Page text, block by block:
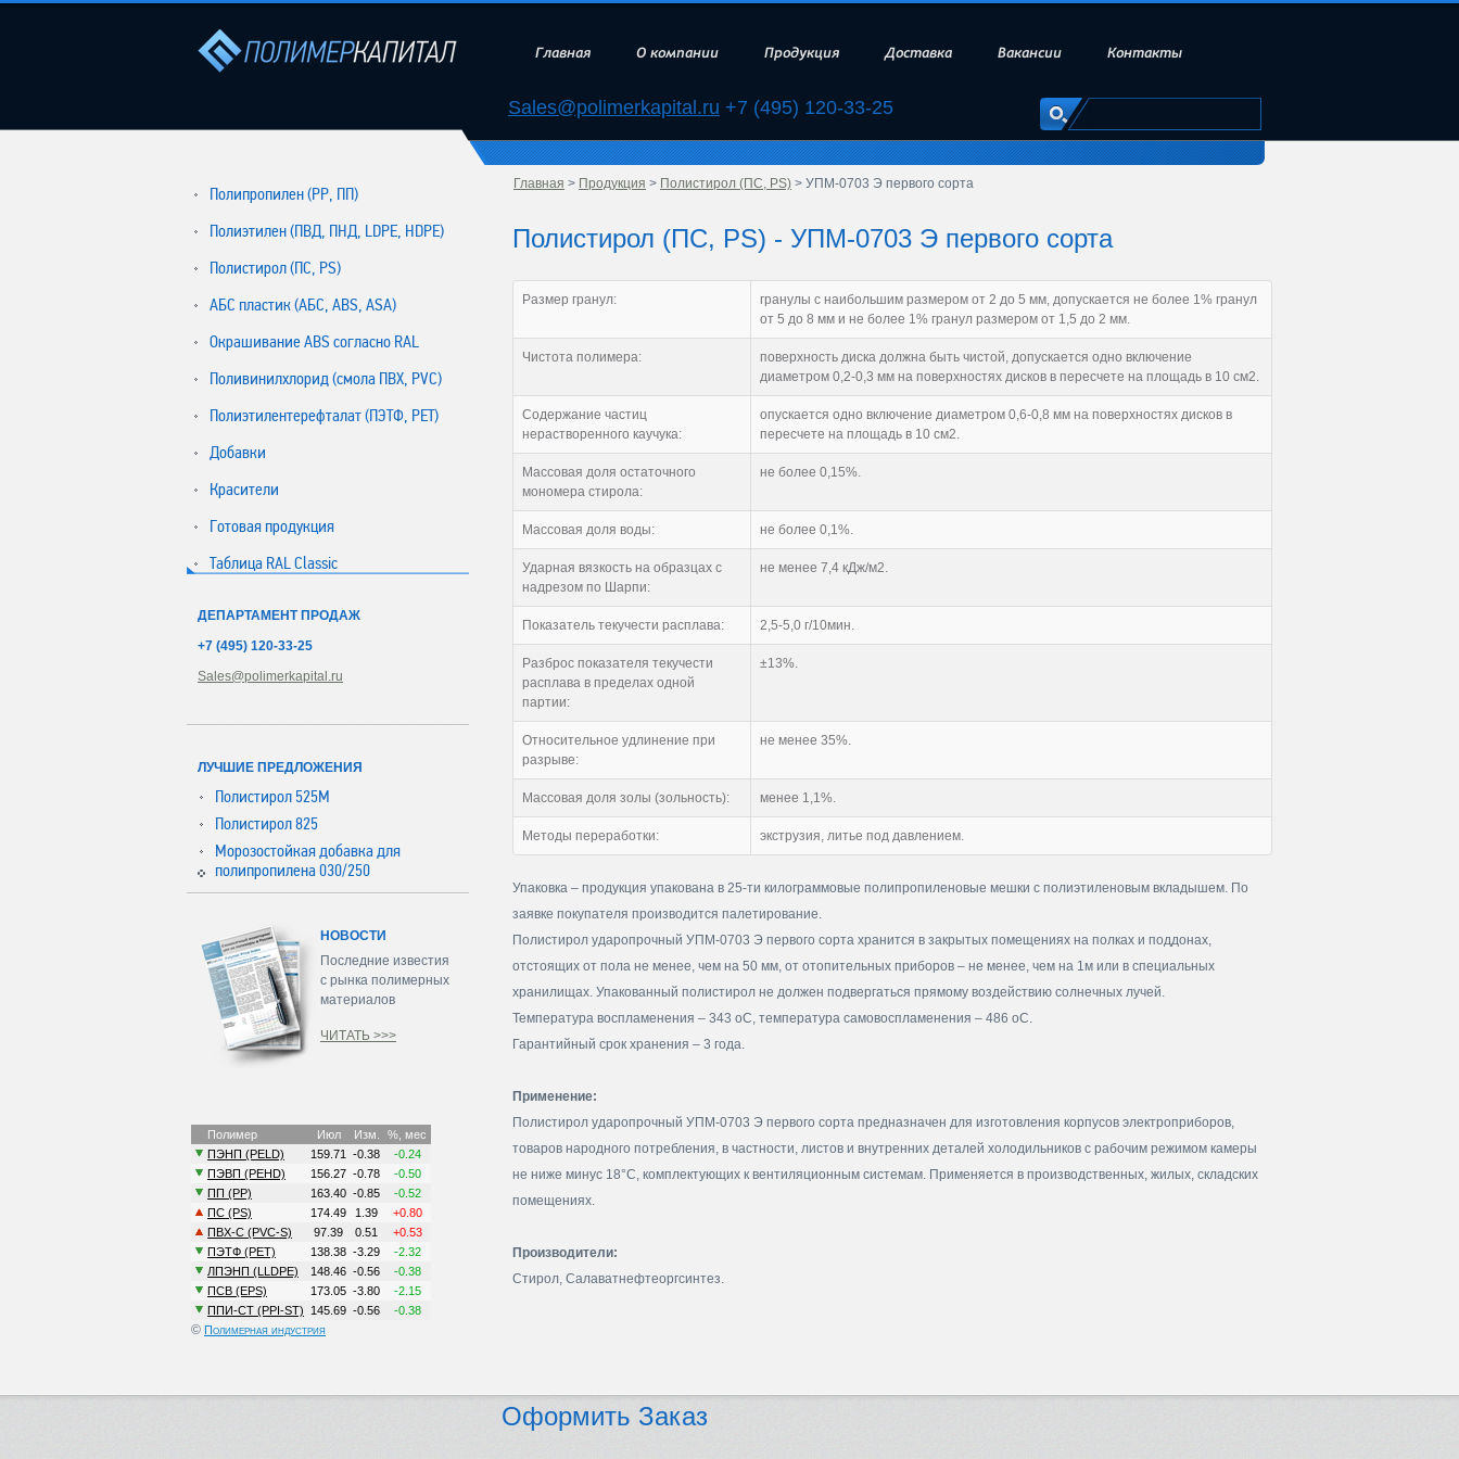
+7 (495) 120-33-25
Sales@polimerkapital.ru
Главная О компании Продукция Доставка Вакансии Контакты
Полипропилен (РР, ПП)
Полиэтилен (ПВД, ПНД, LDPE, HDPE)
Полистирол (ПС, PS)
АБС пластик (АБС, ABS, ASA)
Окрашивание ABS согласно RAL
Поливинилхлорид (смола ПВХ, PVC)
Полиэтилентерефталат (ПЭТФ, PET)
Добавки
Красители
Готовая продукция
Таблица RAL Classic
ДЕПАРТАМЕНТ ПРОДАЖ
+7 (495) 120-33-25
Sales@polimerkapital.ru
ЛУЧШИЕ ПРЕДЛОЖЕНИЯ
Полистирол 525М
Полистирол 825
Морозостойкая добавка для
полипропилена 030/250
НОВОСТИ
Последние известия
с рынка полимерных
материалов
ЧИТАТЬ >>>
© Полимерная индустрия
Главная > Продукция > Полистирол (ПС, PS) > УПМ-0703 Э первого сорта
Полистирол (ПС, PS) - УПМ-0703 Э первого сорта
Размер гранул:
гранулы с наибольшим размером от 2 до 5 мм, допускается не более 1% гранул
от 5 до 8 мм и не более 1% гранул размером от 1,5 до 2 мм.
Чистота полимера:
поверхность диска должна быть чистой, допускается одно включение
диаметром 0,2-0,3 мм на поверхностях дисков в пересчете на площадь в 10 см2.
Содержание частиц
нерастворенного каучука:
опускается одно включение диаметром 0,6-0,8 мм на поверхностях дисков в
пересчете на площадь в 10 см2.
Массовая доля остаточного
мономера стирола:
не более 0,15%.
Массовая доля воды: не более 0,1%.
Ударная вязкость на образцах с
надрезом по Шарпи:
не менее 7,4 кДж/м2.
Показатель текучести расплава: 2,5-5,0 г/10мин.
Разброс показателя текучести
расплава в пределах одной
партии:
±13%.
Относительное удлинение при
разрыве:
не менее 35%.
Массовая доля золы (зольность): менее 1,1%.
Методы переработки: экструзия, литье под давлением.
Упаковка – продукция упакована в 25-ти килограммовые полипропиленовые мешки с полиэтиленовым вкладышем. По
заявке покупателя производится палетирование.
Полистирол ударопрочный УПМ-0703 Э первого сорта хранится в закрытых помещениях на полках и поддонах,
отстоящих от пола не менее, чем на 50 мм, от отопительных приборов – не менее, чем на 1м или в специальных
хранилищах. Упакованный полистирол не должен подвергаться прямому воздействию солнечных лучей.
Температура воспламенения – 343 оС, температура самовоспламенения – 486 оС.
Гарантийный срок хранения – 3 года.
Применение:
Полистирол ударопрочный УПМ-0703 Э первого сорта предназначен для изготовления корпусов электроприборов,
товаров народного потребления, в частности, листов и внутренних деталей холодильников с рабочим режимом камеры
не ниже минус 18°C, комплектующих к вентиляционным системам. Применяется в производственных, жилых, складских
помещениях.
Производители:
Стирол, Салаватнефтеоргсинтез.
Оформить Заказ